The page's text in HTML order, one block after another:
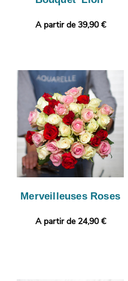
A partir de 39,90 €
Merveilleuses Roses
A partir de 24,90 €